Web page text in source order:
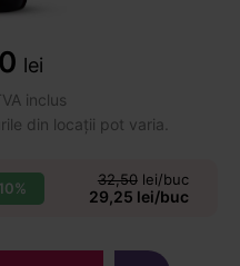
lei
inclus
din locații pot varia.
32,50lei/buc
29,25 lei/buc